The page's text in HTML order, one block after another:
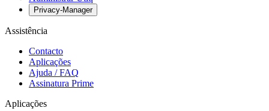
Privacy-Manager
Assistência
Contacto
Aplicações
Ajuda / FAQ
Assinatura Prime
Aplicações